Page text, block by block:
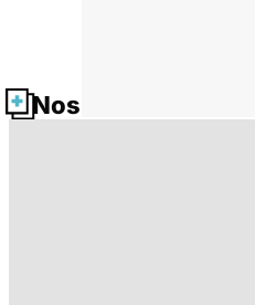
Nos fiches santé